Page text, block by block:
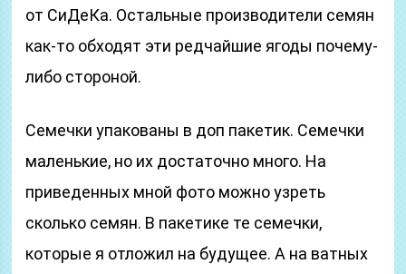
от СиДеКа. Остальные производители семян
как-то обходят эти редчайшие ягоды почему-
либо стороной.
Семечки упакованы в доп пакетик. Семечки
маленькие, но их достаточно много. На
приведенных мной фото можно узреть
сколько семян. В пакетике те семечки,
которые я отложил на будущее. А на ватных